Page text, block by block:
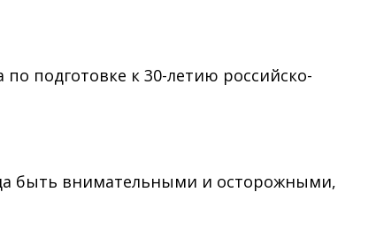
подготовке к 30-летию российско-
быть внимательными и осторожными,